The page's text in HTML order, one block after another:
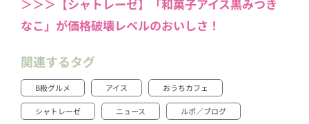
＞＞＞【シャトレーゼ】「和菓子アイス黒みつき
なこ」が価格破壊レベルのおいしさ！
関連するタグ
B級グルメ アイス おうちカフェ
シャトレーゼ ニュース ルポ／ブログ